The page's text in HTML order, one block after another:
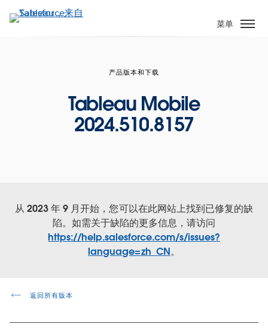
转
菜单
产品版本和下载
Tableau Mobile
2024.510.8157
从 2023 年 9 月开始，您可以在此网站上找到已修复的缺
陷。如需关于缺陷的更多信息，请访问
https://help.salesforce.com/s/issues?
language=zh_CN。
返回所有版本